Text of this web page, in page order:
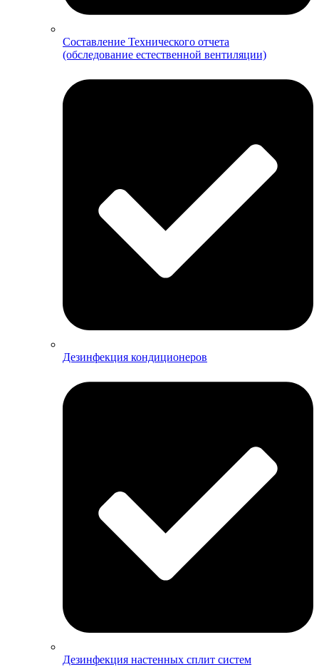
Составление Технического отчета
(обследование естественной вентиляции)
Дезинфекция кондиционеров
Дезинфекция настенных сплит систем